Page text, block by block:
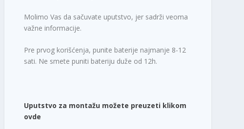
Molimo Vas da sačuvate uputstvo, jer sadrži veoma
važne informacije.
Pre prvog korišćenja, punite baterije najmanje 8-12
sati. Ne smete puniti bateriju duže od 12h.
Uputstvo za montažu možete preuzeti klikom
ovde